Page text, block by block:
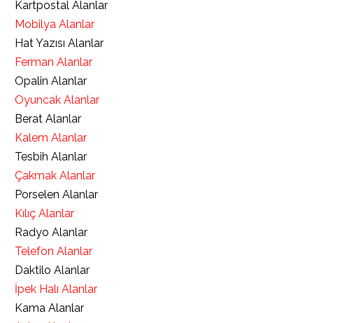
Kartpostal Alanlar
Mobilya Alanlar
Hat Yazısı Alanlar
Ferman Alanlar
Opalin Alanlar
Oyuncak Alanlar
Berat Alanlar
Kalem Alanlar
Tesbih Alanlar
Çakmak Alanlar
Porselen Alanlar
Kılıç Alanlar
Radyo Alanlar
Telefon Alanlar
Daktilo Alanlar
İpek Halı Alanlar
Kama Alanlar